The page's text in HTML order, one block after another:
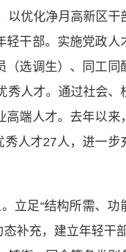
以优化净月高新区干
干部。实施党政人
（选调生）、同工同
秀人才。通过社会、
高端人才。去年以来
人才27人，进一步
立足“结构所需、功
补充，建立年轻干